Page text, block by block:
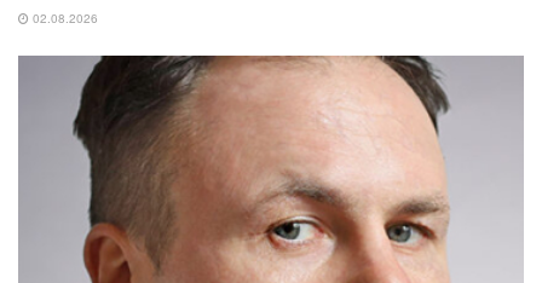
02.08.2026